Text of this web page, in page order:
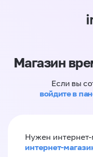
Магазин
Если вы
войдите в
Нужен интернет-
интернет-